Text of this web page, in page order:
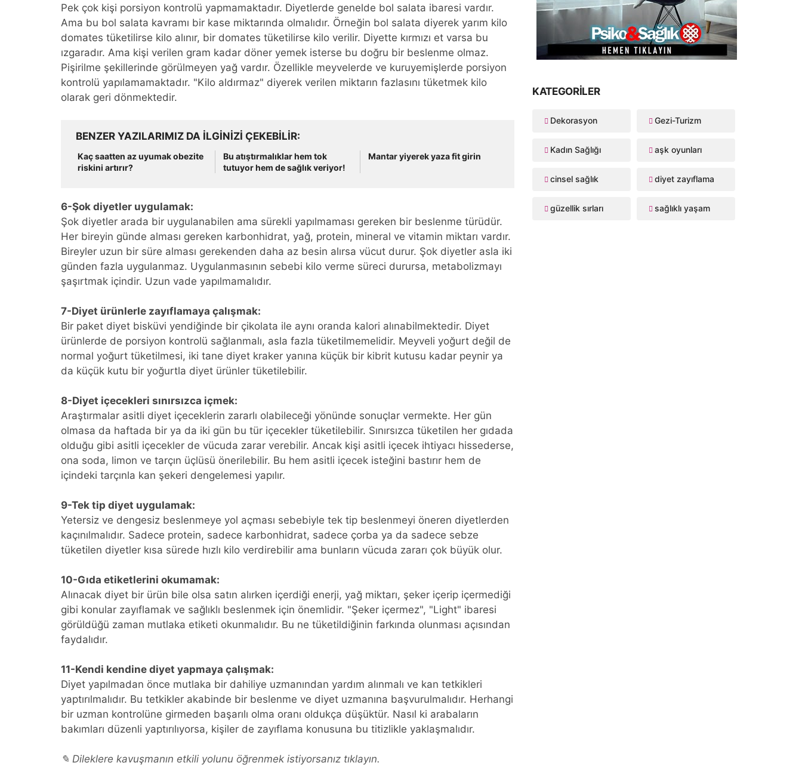
Pek çok kişi porsiyon kontrolü yapmamaktadır. Diyetlerde genelde bol salata ibaresi vardır.
Ama bu bol salata kavramı bir kase miktarında olmalıdır. Örneğin bol salata diyerek yarım kilo
domates tüketilirse kilo alınır, bir domates tüketilirse kilo verilir. Diyette kırmızı et varsa bu
ızgaradır. Ama kişi verilen gram kadar döner yemek isterse bu doğru bir beslenme olmaz.
Pişirilme şekillerinde görülmeyen yağ vardır. Özellikle meyvelerde ve kuruyemişlerde porsiyon
kontrolü yapılamamaktadır. "Kilo aldırmaz" diyerek verilen miktarın fazlasını tüketmek kilo
olarak geri dönmektedir.
BENZER YAZILARIMIZ DA ILGINIZI ÇEKEBILIR
Kaç saatten az uyumak obezite
riskini artırır?
Bu atıştırmalıklar hem tok
tutuyor hem de sağlık veriyor!
Mantar yiyerek yaza fit girin
6-Şok diyetler uygulamak:
Şok diyetler arada bir uygulanabilen ama sürekli yapılmaması gereken bir beslenme türüdür.
Her bireyin günde alması gereken karbonhidrat, yağ, protein, mineral ve vitamin miktarı vardır.
Bireyler uzun bir süre alması gerekenden daha az besin alırsa vücut durur. Şok diyetler asla iki
günden fazla uygulanmaz. Uygulanmasının sebebi kilo verme süreci durursa, metabolizmayı
şaşırtmak içindir. Uzun vade yapılmamalıdır.
7-Diyet ürünlerle zayıflamaya çalışmak:
Bir paket diyet bisküvi yendiğinde bir çikolata ile aynı oranda kalori alınabilmektedir. Diyet
ürünlerde de porsiyon kontrolü sağlanmalı, asla fazla tüketilmemelidir. Meyveli yoğurt değil de
normal yoğurt tüketilmesi, iki tane diyet kraker yanına küçük bir kibrit kutusu kadar peynir ya
da küçük kutu bir yoğurtla diyet ürünler tüketilebilir.
8-Diyet içecekleri sınırsızca içmek:
Araştırmalar asitli diyet içeceklerin zararlı olabileceği yönünde sonuçlar vermekte. Her gün
olmasa da haftada bir ya da iki gün bu tür içecekler tüketilebilir. Sınırsızca tüketilen her gıdada
olduğu gibi asitli içecekler de vücuda zarar verebilir. Ancak kişi asitli içecek ihtiyacı hissederse,
ona soda, limon ve tarçın üçlüsü önerilebilir. Bu hem asitli içecek isteğini bastırır hem de
içindeki tarçınla kan şekeri dengelemesi yapılır.
9-Tek tip diyet uygulamak:
Yetersiz ve dengesiz beslenmeye yol açması sebebiyle tek tip beslenmeyi öneren diyetlerden
kaçınılmalıdır. Sadece protein, sadece karbonhidrat, sadece çorba ya da sadece sebze
tüketilen diyetler kısa sürede hızlı kilo verdirebilir ama bunların vücuda zararı çok büyük olur.
10-Gıda etiketlerini okumamak:
Alınacak diyet bir ürün bile olsa satın alırken içerdiği enerji, yağ miktarı, şeker içerip içermediği
gibi konular zayıflamak ve sağlıklı beslenmek için önemlidir. "Şeker içermez", "Light" ibaresi
görüldüğü zaman mutlaka etiketi okunmalıdır. Bu ne tüketildiğinin farkında olunması açısından
faydalıdır.
11-Kendi kendine diyet yapmaya çalışmak:
Diyet yapılmadan önce mutlaka bir dahiliye uzmanından yardım alınmalı ve kan tetkikleri
yaptırılmalıdır. Bu tetkikler akabinde bir beslenme ve diyet uzmanına başvurulmalıdır. Herhangi
bir uzman kontrolüne girmeden başarılı olma oranı oldukça düşüktür. Nasıl ki arabaların
bakımları düzenli yaptırılıyorsa, kişiler de zayıflama konusuna bu titizlikle yaklaşmalıdır.
✎ Dileklere kavuşmanın etkili yolunu öğrenmek istiyorsanız tıklayın.
KATEGORILER
Dekorasyon Gezi-Turizm
Kadın Sağlığı aşk oyunları
cinsel sağlık diyet zayıflama
güzellik sırları sağlıklı yaşam